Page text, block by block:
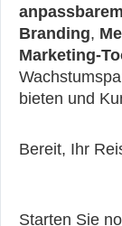
anpassbarem
Branding,
Marketing-
bieten und
Bereit, Ihr
Starten Sie